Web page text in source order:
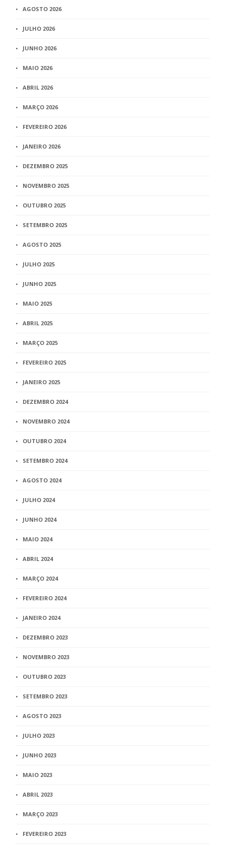
AGOSTO 2026
JULHO 2026
JUNHO 2026
MAIO 2026
ABRIL 2026
MARÇO 2026
FEVEREIRO 2026
JANEIRO 2026
DEZEMBRO 2025
NOVEMBRO 2025
OUTUBRO 2025
SETEMBRO 2025
AGOSTO 2025
JULHO 2025
JUNHO 2025
MAIO 2025
ABRIL 2025
MARÇO 2025
FEVEREIRO 2025
JANEIRO 2025
DEZEMBRO 2024
NOVEMBRO 2024
OUTUBRO 2024
SETEMBRO 2024
AGOSTO 2024
JULHO 2024
JUNHO 2024
MAIO 2024
ABRIL 2024
MARÇO 2024
FEVEREIRO 2024
JANEIRO 2024
DEZEMBRO 2023
NOVEMBRO 2023
OUTUBRO 2023
SETEMBRO 2023
AGOSTO 2023
JULHO 2023
JUNHO 2023
MAIO 2023
ABRIL 2023
MARÇO 2023
FEVEREIRO 2023